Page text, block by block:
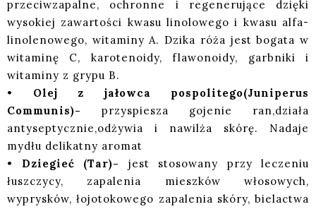
przeciwzapalne, ochronne i regenerujące dzięki
wysokiej zawartości kwasu linolowego i kwasu alfa-
linolenowego, witaminy A. Dzika róża jest bogata w
witaminę C, karotenoidy, flawonoidy, garbniki i
witaminy z grypu B.
• Olej z jałowca pospolitego(Juniperus
Communis)-
przyspiesza gojenie ran,działa
antyseptycznie,odżywia i nawilża skórę. Nadaje
mydłu delikatny aromat
• Dziegieć (Tar)-
jest stosowany przy leczeniu
łuszczycy, zapalenia mieszków włosowych,
wyprysków, łojotokowego zapalenia skóry, bielactwa